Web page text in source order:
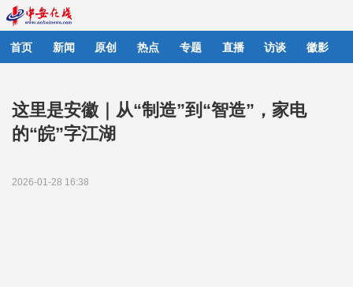
首页 新闻 原创 热点 专题 直播 访谈 徽影
这里是安徽｜从“制造”到“智造”，家电
的“皖”字江湖
2026-01-28 16:38